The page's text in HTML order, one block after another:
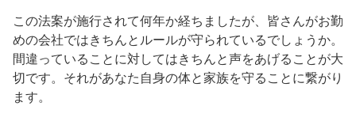
この法案が施行されて何年か経ちましたが、皆さんがお勤
めの会社ではきちんとルールが守られているでしょうか。
間違っていることに対してはきちんと声をあげることが大
切です。それがあなた自身の体と家族を守ることに繋がり
ます。